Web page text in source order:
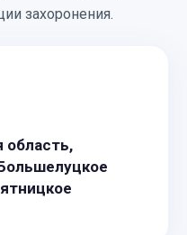
захоронения.
область,